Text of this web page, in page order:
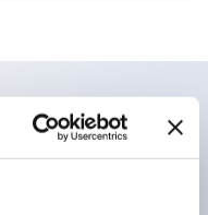
）